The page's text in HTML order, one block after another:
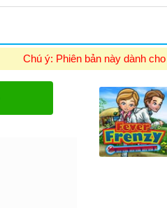
Chú ý: Phiên bản này dành cho